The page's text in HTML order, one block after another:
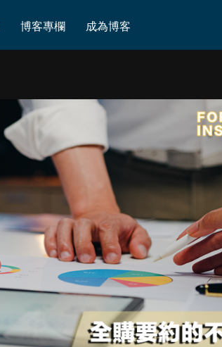
博客專欄 成為博客